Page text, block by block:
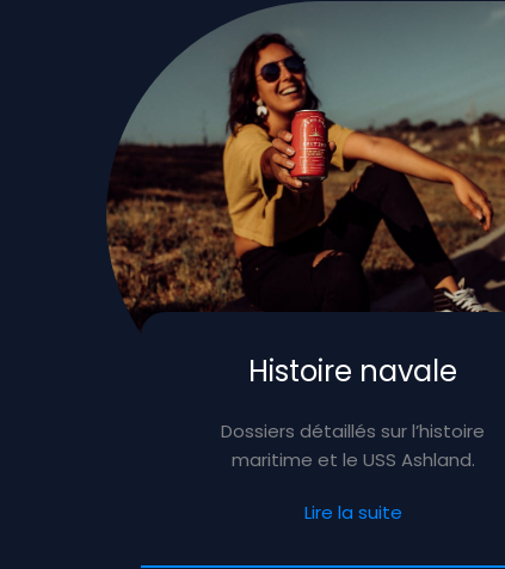
Histoire navale
Dossiers détaillés sur l’histoire
maritime et le USS Ashland.
Lire la suite